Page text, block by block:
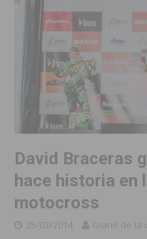
David Braceras
hace historia en
motocross
25/03/2014 Diario de la